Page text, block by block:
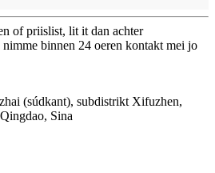
of priislist, lit it dan achter
binnen 24 oeren kontakt mei jo
(súdkant), subdistrikt Xifuzhen,
Sina